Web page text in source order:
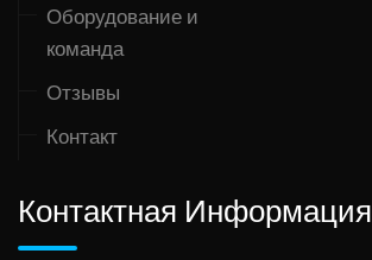
Оборудование и
команда
Отзывы
Контакт
Контактная Информация